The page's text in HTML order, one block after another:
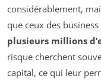
considérablement,
que ceux des
plusieurs millions
risque cherchent
capital, ce qui leur